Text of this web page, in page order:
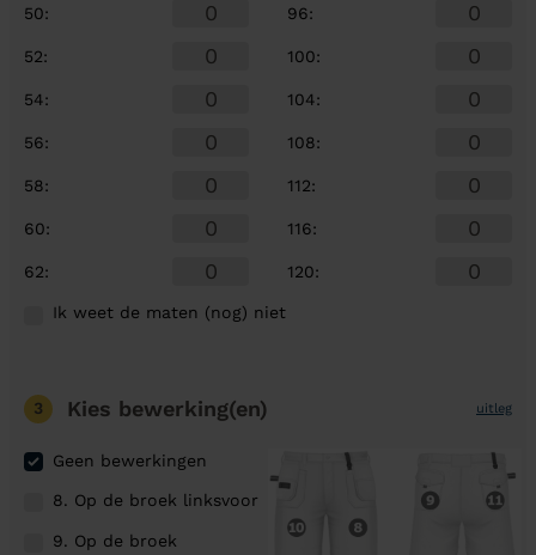
50:
52:
54:
56:
58:
60:
62:
96:
100:
104:
108:
112:
116:
120:
Ik weet de maten (nog) niet
3 Kies bewerking(en) uitleg
Geen bewerkingen
8. Op de broek linksvoor
9. Op de broek